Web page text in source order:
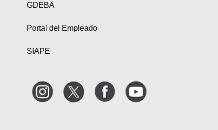
GDEBA
Portal del Empleado
SIAPE
Instagram Twitter Facebook